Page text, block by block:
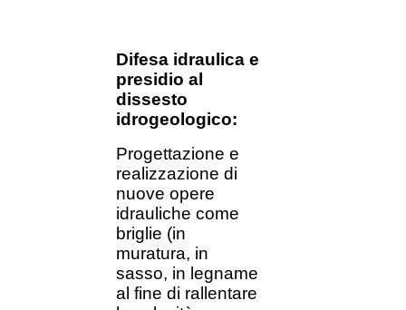
Difesa idraulica e
presidio al
dissesto
idrogeologico:
Progettazione e
realizzazione di
nuove opere
idrauliche come
briglie (in
muratura, in
sasso, in legname
al fine di rallentare